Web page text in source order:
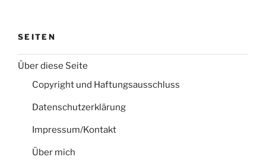
SEITEN
Über diese Seite
Copyright und Haftungsausschluss
Datenschutzerklärung
Impressum/Kontakt
Über mich